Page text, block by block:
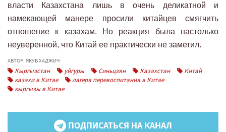
власти Казахстана лишь в очень деликатной и
намекающей манере просили китайцев смягчить
отношение к казахам. Но реакция была настолько
неуверенной, что Китай ее практически не заметил.
АВТОР: ЯКУБ ХАДЖИЧ
Кыргызстан уйгуры Синьцзян Казахстан
Китай
казахи в Китае
лагеря перевоспитания в Китае
кыргызы в Китае
ПОДПИСАТЬСЯ НА КАНАЛ